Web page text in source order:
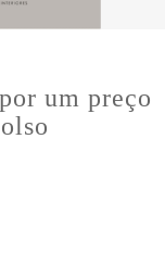
um preço